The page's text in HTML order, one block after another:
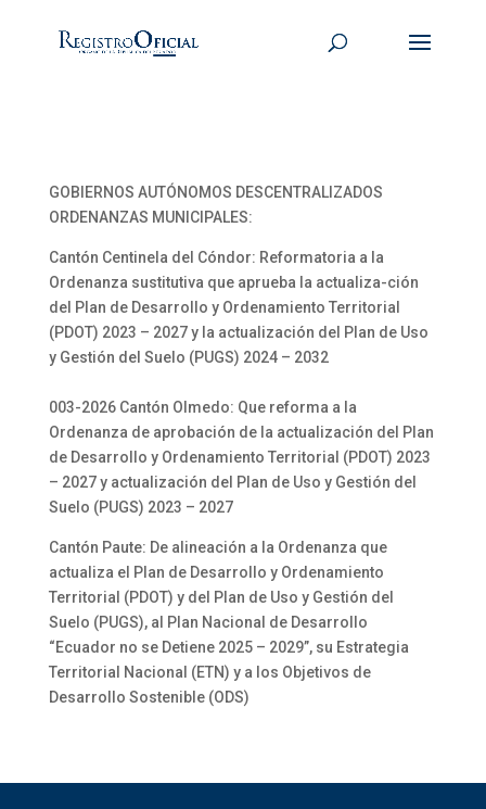
GOBIERNOS AUTÓNOMOS DESCENTRALIZADOS
ORDENANZAS MUNICIPALES:
Cantón Centinela del Cóndor: Reformatoria a la
Ordenanza sustitutiva que aprueba la actualiza-ción
del Plan de Desarrollo y Ordenamiento Territorial
(PDOT) 2023 – 2027 y la actualización del Plan de Uso
y Gestión del Suelo (PUGS) 2024 – 2032
003-2026 Cantón Olmedo: Que reforma a la
Ordenanza de aprobación de la actualización del Plan
de Desarrollo y Ordenamiento Territorial (PDOT) 2023
– 2027 y actualización del Plan de Uso y Gestión del
Suelo (PUGS) 2023 – 2027
Cantón Paute: De alineación a la Ordenanza que
actualiza el Plan de Desarrollo y Ordenamiento
Territorial (PDOT) y del Plan de Uso y Gestión del
Suelo (PUGS), al Plan Nacional de Desarrollo
“Ecuador no se Detiene 2025 – 2029”, su Estrategia
Territorial Nacional (ETN) y a los Objetivos de
Desarrollo Sostenible (ODS)